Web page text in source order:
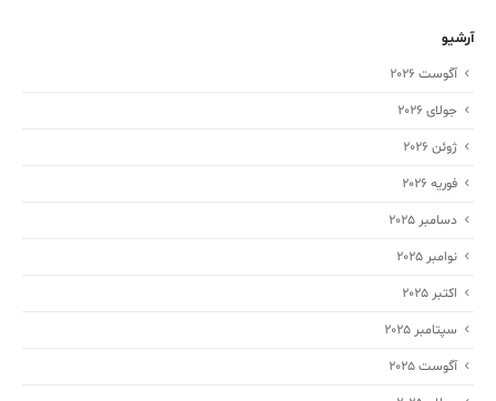
آرشیو
آگوست 2026
جولای 2026
ژوئن 2026
فوریه 2026
دسامبر 2025
نوامبر 2025
اکتبر 2025
سپتامبر 2025
آگوست 2025